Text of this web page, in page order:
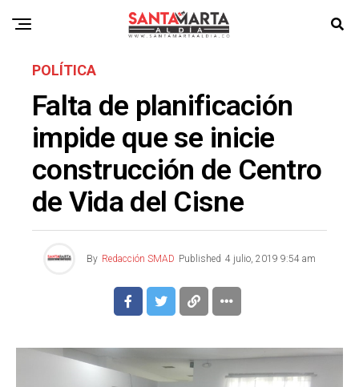
POLÍTICA
Falta de planificación
impide que se inicie
construcción de Centro
de Vida del Cisne
By Redacción SMAD Published 4 julio, 2019 9:54 am